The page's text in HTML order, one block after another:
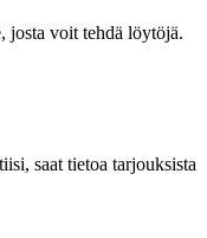
josta voit tehdä löytöjä.
saat tietoa tarjouksista